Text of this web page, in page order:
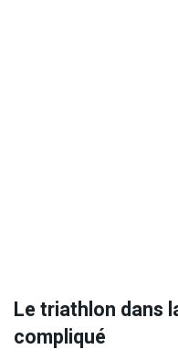
Le triathlon dans
compliqué